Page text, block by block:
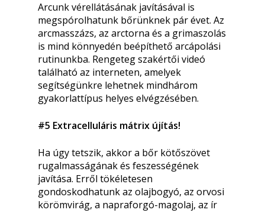
Arcunk vérellátásának javításával is
megspórolhatunk bőrünknek pár évet. Az
arcmasszázs, az arctorna és a grimaszolás
is mind könnyedén beépíthető arcápolási
rutinunkba. Rengeteg szakértői videó
található az interneten, amelyek
segítségünkre lehetnek mindhárom
gyakorlattípus helyes elvégzésében.
#5 Extracelluláris mátrix újítás!
Ha úgy tetszik, akkor a bőr kötőszövet
rugalmasságának és feszességének
javítása. Erről tökéletesen
gondoskodhatunk az olajbogyó, az orvosi
körömvirág, a napraforgó-magolaj, az ír